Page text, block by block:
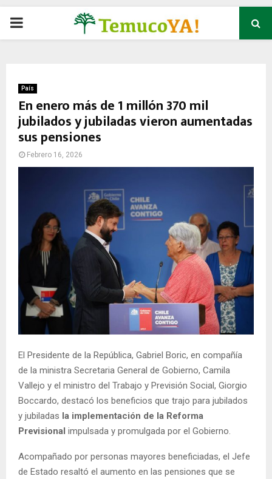
P
M
A
M
E
U
País
En enero más de 1 millón 370 mil
jubilados y jubiladas vieron aumentadas
sus pensiones
Febrero 16, 2026
El Presidente de la República, Gabriel Boric, en compañía
de la ministra Secretaria General de Gobierno, Camila
Vallejo y el ministro del Trabajo y Previsión Social, Giorgio
Boccardo, destacó los beneficios que trajo para jubilados
y jubiladas la implementación de la Reforma
Previsional impulsada y promulgada por el Gobierno.
Acompañado por personas mayores beneficiadas, el Jefe
de Estado resaltó el aumento en las pensiones que se